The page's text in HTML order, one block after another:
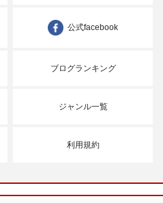
公式facebook
ブログランキング
ジャンル一覧
利用規約